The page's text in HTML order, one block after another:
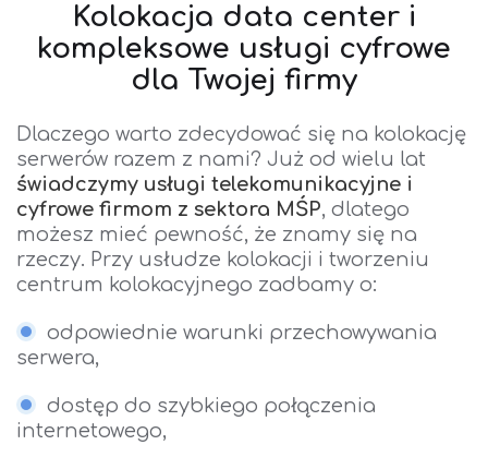
Kolokacja data center i
kompleksowe usługi cyfrowe
dla Twojej firmy
Dlaczego warto zdecydować się na kolokację
serwerów razem z nami? Już od wielu lat
świadczymy usługi telekomunikacyjne i
cyfrowe firmom z sektora MŚP, dlatego
możesz mieć pewność, że znamy się na
rzeczy. Przy usłudze kolokacji i tworzeniu
centrum kolokacyjnego zadbamy o:
odpowiednie warunki przechowywania
serwera,
dostęp do szybkiego połączenia
internetowego,